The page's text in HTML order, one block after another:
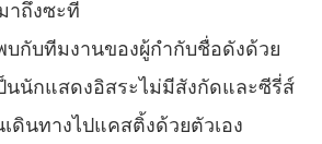
าถึงซะที
บกับทีมงานของผู้กำกับชื่อดังด้วย
ป็นนักแสดงอิสระไม่มีสังกัดและซีรี่ส์
เดินทางไปแคสติ้งด้วยตัวเอง